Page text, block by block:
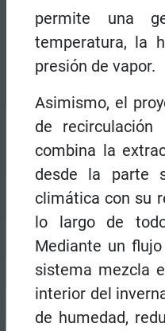
permite una
temperatura, la
presión de vapor.
Asimismo, el
de recirculación
combina la
desde la parte
climática con su
lo largo de
Mediante un
sistema mezcla
interior del
de humedad,